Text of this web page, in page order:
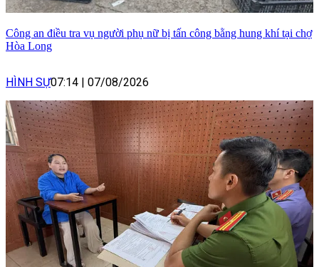
Công an điều tra vụ người phụ nữ bị tấn công bằng hung khí tại chợ
Hòa Long
HÌNH SỰ07:14 | 07/08/2026